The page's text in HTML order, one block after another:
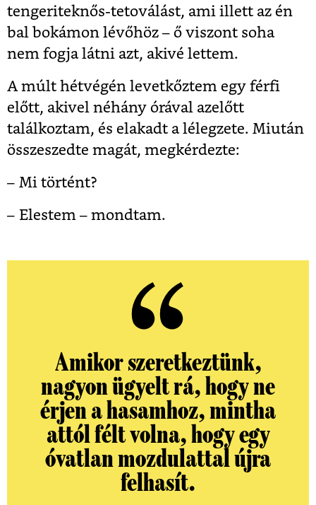
tengeriteknős-tetoválást, ami illett az én
bal bokámon lévőhöz – ő viszont soha
nem fogja látni azt, akivé lettem.
A múlt hétvégén levetkőztem egy férfi
előtt, akivel néhány órával azelőtt
találkoztam, és elakadt a lélegzete. Miután
összeszedte magát, megkérdezte:
– Mi történt?
– Elestem – mondtam.
Amikor szeretkeztünk,
nagyon ügyelt rá, hogy ne
érjen a hasamhoz, mintha
attól félt volna, hogy egy
óvatlan mozdulattal újra
felhasít.